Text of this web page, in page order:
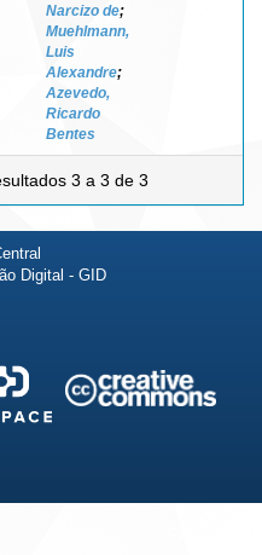
Narcizo de;
Muehlmann,
Luis
Alexandre;
Azevedo,
Ricardo
Bentes
3 a 3 de 3
Digital - GID